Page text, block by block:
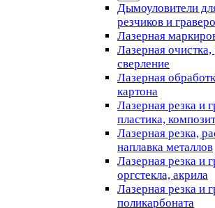
Дымоуловители
резчиков и
Лазерная
Лазерная очистка,
сверление
Лазерная
картона
Лазерная резка и
пластика,
Лазерная резка,
наплавка металлов
Лазерная резка и
оргстекла, акрила
Лазерная резка и
поликарбоната